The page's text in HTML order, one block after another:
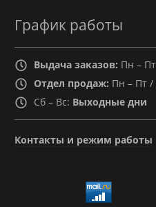
График работы
Выдача заказов: Пн –
Отдел продаж: Пн – Пт /
Сб – Вс: Выходные дни
Контакты и режим работы